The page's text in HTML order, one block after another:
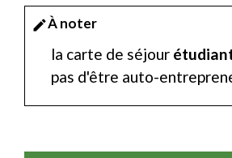
editÀ noter
la carte de séjour
pas d'être auto-